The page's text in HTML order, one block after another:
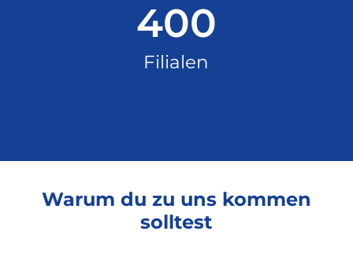
400
Filialen
Warum du zu uns kommen
solltest